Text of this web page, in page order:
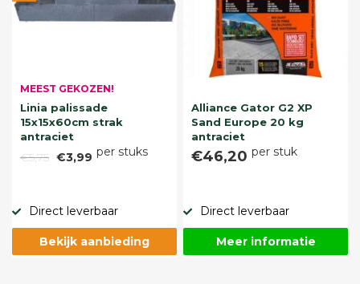
MEEST GEKOZEN!
Linia palissade
15x15x60cm strak
antraciet
€5,75 €3,99 per stuks
Direct leverbaar
Bekijk aanbieding
Alliance Gator G2 XP
Sand Europe 20 kg
antraciet
€46,20 per stuk
Direct leverbaar
Meer informatie